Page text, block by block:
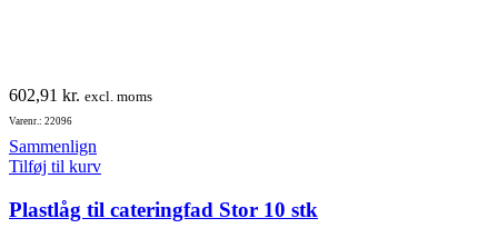
602,91 kr. excl. moms
Varenr.: 22096
Sammenlign
Tilføj til kurv
Plastlåg til cateringfad Stor 10 stk